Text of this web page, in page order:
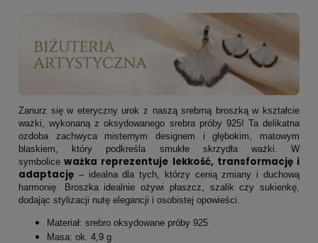
Zanurz się w eteryczny urok z naszą srebrną broszką w kształcie
ważki, wykonaną z oksydowanego srebra próby 925! Ta delikatna
ozdoba zachwyca misternym designem i głębokim, matowym
blaskiem, który podkreśla smukłe skrzydła ważki. W
symbolice ważka reprezentuje lekkość, transformację i
adaptację – idealna dla tych, którzy cenią zmiany i duchową
harmonię. Broszka idealnie ożywi płaszcz, szalik czy sukienkę,
dodając stylizacji nutę elegancji i osobistej opowieści.
Materiał: srebro oksydowane próby 925
Masa: ok. 4,9 g